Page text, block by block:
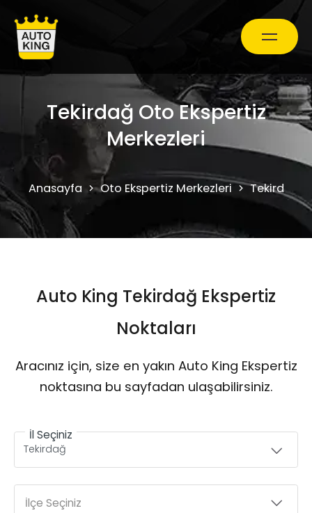
Araç Bakım ve Onarım
Oto Ekspertiz Hizmetleri
Kampanyalar
Randevu Al
Tekirdağ Oto Ekspertiz
Merkezleri
Anasayfa Oto Ekspertiz Merkezleri Tekirdağ
Auto King Tekirdağ Ekspertiz
Noktaları
Aracınız için, size en yakın Auto King Ekspertiz
noktasına bu sayfadan ulaşabilirsiniz.
İl Seçiniz
İlçe Seçiniz